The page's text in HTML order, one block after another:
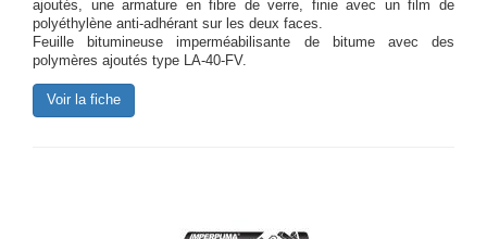
ajoutés, une armature en fibre de verre, finie avec un film de
polyéthylène anti-adhérant sur les deux faces.
Feuille bitumineuse imperméabilisante de bitume avec des
polymères ajoutés type LA-40-FV.
Voir la fiche